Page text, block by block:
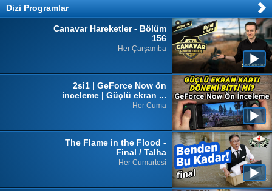
Dizi Programlar
Canavar Hareketler - Bölüm
156
Her Çarşamba
2si1 | GeForce Now ön
inceleme | Güçlü ekran ...
Her Cuma
The Flame in the Flood -
Final / Talha
Her Cumartesi